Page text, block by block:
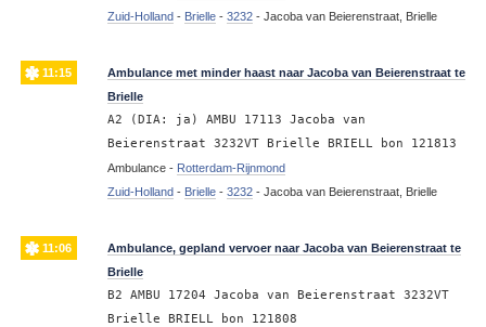
Zuid-Holland- Brielle- 3232- Jacoba van Beierenstraat, Brielle
11:15
Ambulance met minder haast naar Jacoba van Beierenstraat te
Brielle
A2 (DIA: ja) AMBU 17113 Jacoba van
Beierenstraat 3232VT Brielle BRIELL bon 121813
Ambulance - Rotterdam-Rijnmond
Zuid-Holland- Brielle- 3232- Jacoba van Beierenstraat, Brielle
11:06
Ambulance, gepland vervoer naar Jacoba van Beierenstraat te
Brielle
B2 AMBU 17204 Jacoba van Beierenstraat 3232VT
Brielle BRIELL bon 121808